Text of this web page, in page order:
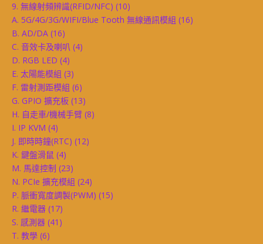
9. 無線射頻辨識(RFID/NFC) (10)
A. 5G/4G/3G/WIFI/Blue Tooth 無線通訊模組 (16)
B. AD/DA (16)
C. 音效卡及喇叭 (4)
D. RGB LED (4)
E. 太陽能模組 (3)
F. 雷射測距模組 (6)
G. GPIO 擴充板 (13)
H. 自走車/機械手臂 (8)
I. IP KVM (4)
J. 即時時鐘(RTC) (12)
K. 鍵盤滑鼠 (4)
M. 馬達控制 (23)
N. PCIe 擴充模組 (24)
P. 脈衝寬度調製(PWM) (15)
R. 繼電器 (17)
S. 感測器 (41)
T. 教學 (6)